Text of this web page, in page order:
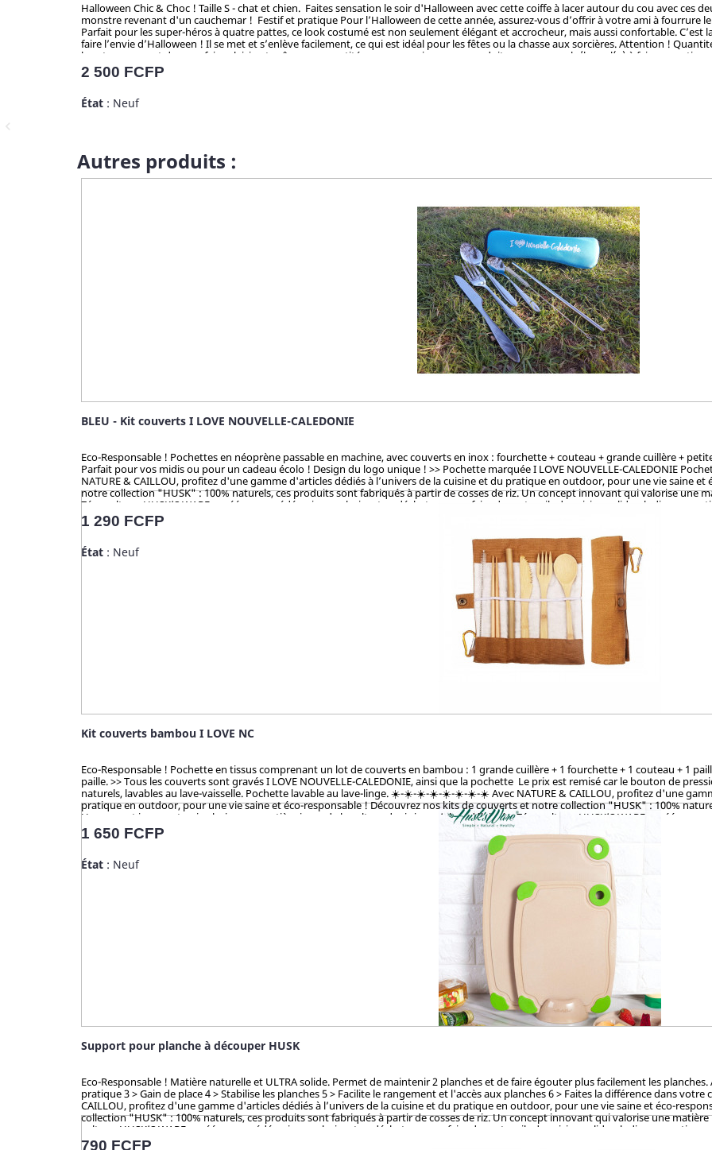
navigate_before
Halloween Chic & Choc ! Taille S - chat et chien. Faites sensation le soir d'Halloween avec cette coiffe à lacer autour du cou avec ces
monstre revenant d'un cauchemar ! Festif et pratique Pour l’Halloween de cette année, assurez-vous d’offrir à votre ami à fourrure
Parfait pour les super-héros à quatre pattes, ce look costumé est non seulement élégant et accrocheur, mais aussi confortable.
faire l’envie d’Halloween ! Il se met et s’enlève facilement, ce qui est idéal pour les fêtes ou la chasse aux sorcières. Attention !
longtemps avant de vous faire plaisir, et grâce aux quantités presque uniques par produit, ... vous serez la/le seul(e) à faire sensation
chien ? Attention ! Quantité très limitée pour tous mes produits. N'hésitez pas longtemps avant de vous faire plaisir, et grâce aux
seul(e) à faire sensation avec mes articles chocs !
Prix
2 500 FCFP
État : Neuf
Autres produits :
BLEU - Kit couverts I LOVE NOUVELLE-CALEDONIE
Eco-Responsable ! Pochettes en néoprène passable en machine, avec couverts en inox : fourchette + couteau + grande cuillère +
Parfait pour vos midis ou pour un cadeau écolo ! Design du logo unique ! >> Pochette marquée I LOVE NOUVELLE-CALEDONIE
NATURE & CAILLOU, profitez d'une gamme d'articles dédiés à l’univers de la cuisine et du pratique en outdoor, pour une vie saine
notre collection "HUSK" : 100% naturels, ces produits sont fabriqués à partir de cosses de riz. Un concept innovant qui valorise une
Zéro culture, HUSK’S WARE a créé un procédé unique valorisant ce déchet pour en faire des ustencils de cuisine solides, ludiques,
en bambou qui contiennent du mélaminé pour la coloration et le vernis, ces articles en cosse de riz sont 100% naturels, vertueux,
analysé et certifié par la TUV (Allemagne), SGS (Suisse), BOKEN (Japon), CTI (Chine), FDA (USA) pour ses hauts standards en eco-
Prix
1 290 FCFP
État : Neuf
Kit couverts bambou I LOVE NC
Eco-Responsable ! Pochette en tissus comprenant un lot de couverts en bambou : 1 grande cuillère + 1 fourchette + 1 couteau + 1
paille. >> Tous les couverts sont gravés I LOVE NOUVELLE-CALEDONIE, ainsi que la pochette Le prix est remisé car le bouton de
naturels, lavables au lave-vaisselle. Pochette lavable au lave-linge. ☀️-☀️-☀️-☀️-☀️-☀️-☀️-☀️ Avec NATURE & CAILLOU, profitez d'une
pratique en outdoor, pour une vie saine et éco-responsable ! Découvrez nos kits de couverts et notre collection "HUSK" : 100%
Un concept innovant qui valorise une matière issue de la culture de riz jusqu’alors délaissée. Zéro culture, HUSK’S WARE a créé un
ustencils de cuisine solides, ludiques, pratiques et durables. Contrairement aux nombreux articles en bambou qui contiennent du
cosse de riz sont 100% naturels, vertueux, totalement sains et 100% biodégradables. Breveté : procédé analysé et certifié par la TUV
Prix
1 650 FCFP
État : Neuf
Support pour planche à découper HUSK
Eco-Responsable ! Matière naturelle et ULTRA solide. Permet de maintenir 2 planches et de faire égouter plus facilement les planches.
pratique 3 > Gain de place 4 > Stabilise les planches 5 > Facilite le rangement et l'accès aux planches 6 > Faites la différence dans
CAILLOU, profitez d'une gamme d'articles dédiés à l’univers de la cuisine et du pratique en outdoor, pour une vie saine et éco-
collection "HUSK" : 100% naturels, ces produits sont fabriqués à partir de cosses de riz. Un concept innovant qui valorise une matière
culture, HUSK’S WARE a créé un procédé unique valorisant ce déchet pour en faire des ustencils de cuisine solides, ludiques,
bambou qui contiennent du mélaminé pour la coloration et le vernis, ces articles en cosse de riz sont 100% naturels, vertueux,
Prix
790 FCFP